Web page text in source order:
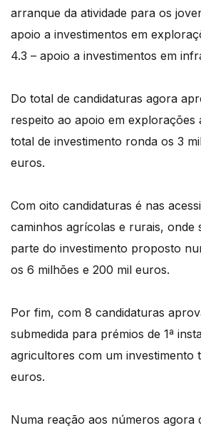
arranque da atividade para os
apoio a investimentos em
4.3 – apoio a investimentos em
Do total de candidaturas agora
respeito ao apoio em
total de investimento ronda os 3
euros.
Com oito candidaturas é nas
caminhos agrícolas e rurais, onde
parte do investimento proposto
os 6 milhões e 200 mil euros.
Por fim, com 8 candidaturas
submedida para prémios de 1ª
agricultores com um investimento
euros.
Numa reação aos números agora